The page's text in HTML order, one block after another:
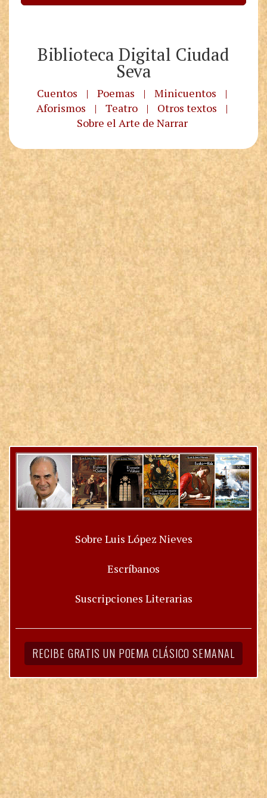
Biblioteca Digital Ciudad
Seva
Cuentos | Poemas | Minicuentos
|
Aforismos
| Teatro | Otros textos
|
Sobre el Arte de Narrar
Sobre Luis López Nieves
Escríbanos
Suscripciones Literarias
RECIBE GRATIS UN POEMA CLÁSICO SEMANAL